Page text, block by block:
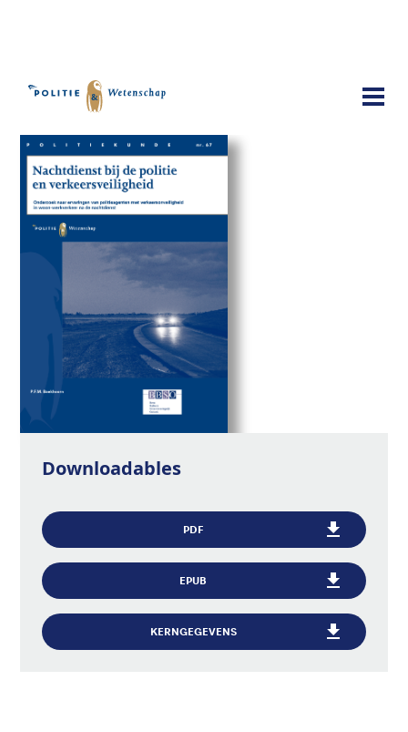
Publicaties
Nachtdiensten bij de politie en
verkeersveiligheid
Downloadables
PDF
EPUB
KERNGEGEVENS